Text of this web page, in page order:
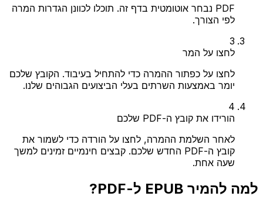
PDF נבחר אוטומטית בדף זה. תוכלו לכוונן הגדרות המרה
לפי הצורך.
3
לחצו על המר
לחצו על כפתור ההמרה כדי להתחיל בעיבוד. הקובץ שלכם
יומר באמצעות השרתים בעלי הביצועים הגבוהים שלנו.
4
הורידו את קובץ ה-PDF שלכם
לאחר השלמת ההמרה, לחצו על הורדה כדי לשמור את
קובץ ה-PDF החדש שלכם. קבצים חינמיים זמינים למשך
שעה אחת.
למה להמיר EPUB ל-PDF?